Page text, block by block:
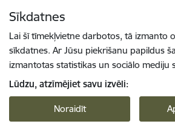
Sīkdatnes
Lai šī tīmekļvietne darbotos, tā izmanto
sīkdatnes. Ar Jūsu piekrišanu papildus
izmantotas statistikas un sociālo mediju
Lūdzu, atzīmējiet savu izvēli:
Noraidīt